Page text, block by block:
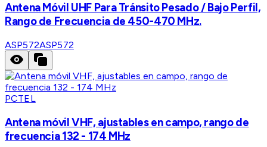
Antena Móvil UHF Para Tránsito Pesado / Bajo Perfil,
Rango de Frecuencia de 450-470 MHz.
ASP572ASP572
PCTEL
Antena móvil VHF, ajustables en campo, rango de
frecuencia 132 - 174 MHz